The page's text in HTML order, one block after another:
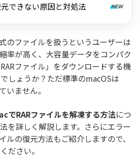
できない原因と対処法
のファイルを扱うというユーザーは
率が高く、大容量データをコンパク
ファイル」をダウンロードする機
しょうか？ただ標準のmacOSは
いません。
でRARファイルを解凍する方法につ
を詳しく解説します。さらにエラー
ルの復元方法もご紹介しますので、
ださい。